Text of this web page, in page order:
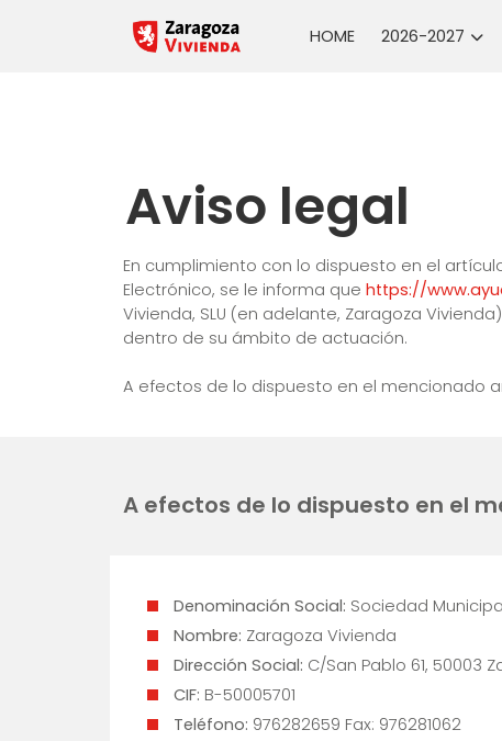
HOME 2026-2027
Aviso legal
En cumplimiento con lo dispuesto en el
Electrónico, se le informa que https://
Vivienda, SLU (en adelante, Zaragoza
dentro de su ámbito de actuación.
A efectos de lo dispuesto en el mencionado
A efectos de lo dispuesto en el
Denominación Social: Sociedad
Nombre: Zaragoza Vivienda
Dirección Social: C/San Pablo 61, 50003
CIF: B-50005701
Teléfono: 976282659 Fax: 976281062